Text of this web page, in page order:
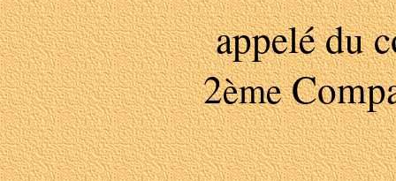
appelé du
2ème